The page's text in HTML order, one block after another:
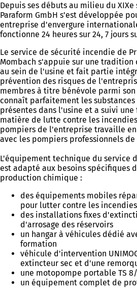
Depuis ses débuts au milieu du
Paraform GmbH s'est développée
entreprise d'envergure
fonctionne 24 heures sur 24, 7 jours
Le service de sécurité incendie de
Mombach s'appuie sur une tradition
au sein de l'usine et fait partie
prévention des risques de
membres à titre bénévole parmi
connaît parfaitement les
présentes dans l'usine et a suivi
matière de lutte contre les
pompiers de l'entreprise travaille
avec les pompiers professionnels de
L'équipement technique du service
est adapté aux besoins spécifiques
production chimique :
des équipements mobiles
pour lutter contre les
des installations fixes
d'arrosage des réservoirs
un hangar à véhicules dédié
formation
véhicule d'intervention
extincteur sec et d'une
une motopompe portable TS
un équipement complet de